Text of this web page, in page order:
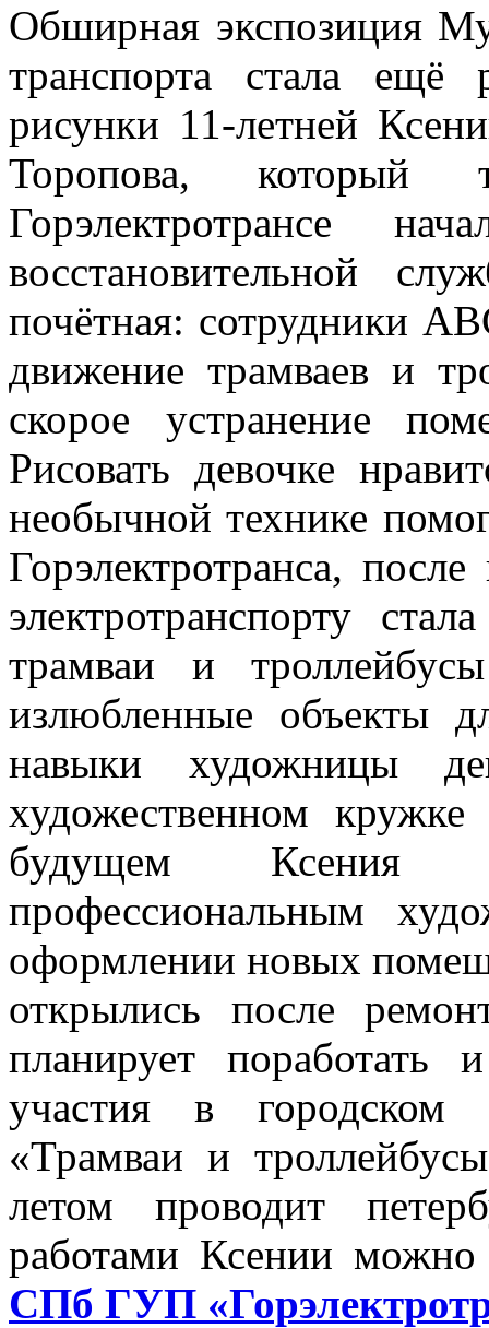
Обширная экспозиция
транспорта стала ещё
рисунки 11-летней
Торопова, который
Горэлектротрансе
восстановительной
почётная: сотрудники
движение трамваев и
скорое устранение
Рисовать девочке
необычной технике
Горэлектротранса,
электротранспорту
трамваи и
излюбленные объекты
навыки художницы
художественном
будущем Ксения
профессиональным
оформлении новых
открылись после
планирует
участия в городском
«Трамваи и
летом проводит
работами Ксении
СПб ГУП